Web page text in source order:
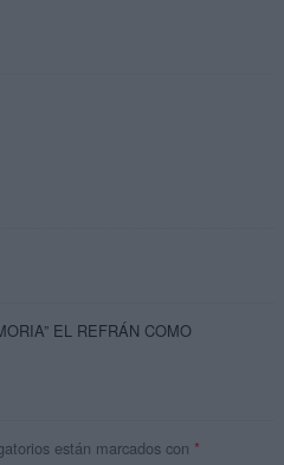
EL REFRÁN COMO
están marcados con *